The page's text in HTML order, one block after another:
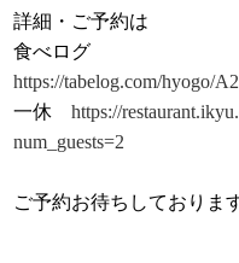
詳細・ご予約は
食べログ
https://tabelog.com/hyogo/
一休https://
num_guests=2
ご予約お待ちしておりま